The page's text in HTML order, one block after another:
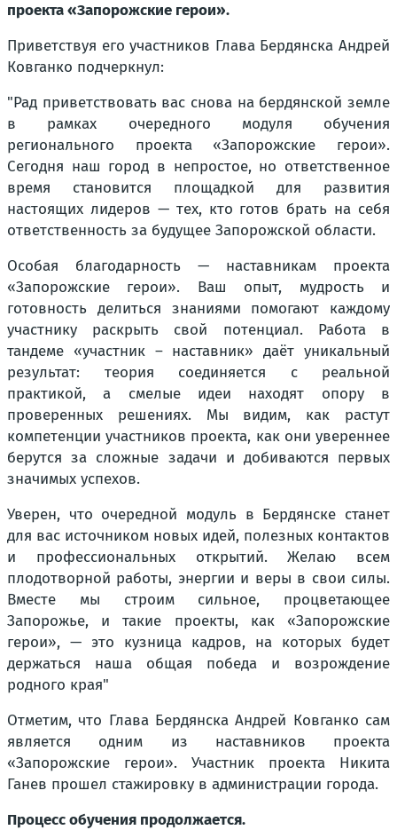
проекта «Запорожские герои».
Приветствуя его участников Глава Бердянска Андрей
Ковганко подчеркнул:
"Рад приветствовать вас снова на бердянской земле
в рамках очередного модуля обучения
регионального проекта «Запорожские герои».
Сегодня наш город в непростое, но ответственное
время становится площадкой для развития
настоящих лидеров — тех, кто готов брать на себя
ответственность за будущее Запорожской области.
Особая благодарность — наставникам проекта
«Запорожские герои». Ваш опыт, мудрость и
готовность делиться знаниями помогают каждому
участнику раскрыть свой потенциал. Работа в
тандеме «участник – наставник» даёт уникальный
результат: теория соединяется с реальной
практикой, а смелые идеи находят опору в
проверенных решениях. Мы видим, как растут
компетенции участников проекта, как они увереннее
берутся за сложные задачи и добиваются первых
значимых успехов.
Уверен, что очередной модуль в Бердянске станет
для вас источником новых идей, полезных контактов
и профессиональных открытий. Желаю всем
плодотворной работы, энергии и веры в свои силы.
Вместе мы строим сильное, процветающее
Запорожье, и такие проекты, как «Запорожские
герои», — это кузница кадров, на которых будет
держаться наша общая победа и возрождение
родного края"
Отметим, что Глава Бердянска Андрей Ковганко сам
является одним из наставников проекта
«Запорожские герои». Участник проекта Никита
Ганев прошел стажировку в администрации города.
Процесс обучения продолжается.